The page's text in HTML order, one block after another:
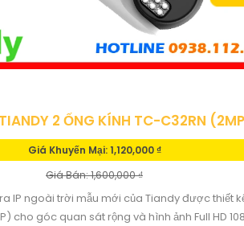
2 ỐNG KÍNH TC-C32RN
Giá Khuyến Mại: 1,120,000 ₫
Giá Bán: 1,600,000 ₫
IP ngoài trời mẫu mới của Tiandy được thiết
cho góc quan sát rộng và hình ảnh Full HD